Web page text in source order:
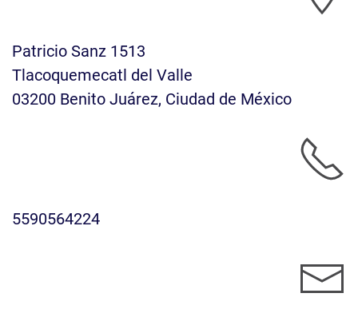
Patricio Sanz 1513
Tlacoquemecatl del Valle
03200 Benito Juárez, Ciudad de México
5590564224